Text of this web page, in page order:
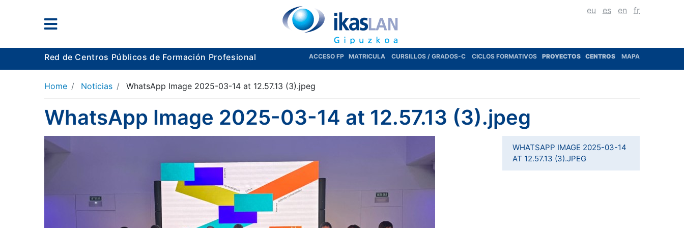
eu es en fr
Red de Centros Públicos de Formación Profesional ACCESO FP MATRICULA CURSILLOS / GRADOS-C CICLOS FORMATIVOS PROYECTOS CENTROS MAPA
Home Noticias WhatsApp Image 2025-03-14 at 12.57.13 (3).jpeg
WhatsApp Image 2025-03-14 at 12.57.13 (3).jpeg
WHATSAPP IMAGE 2025-03-14
AT 12.57.13 (3).JPEG